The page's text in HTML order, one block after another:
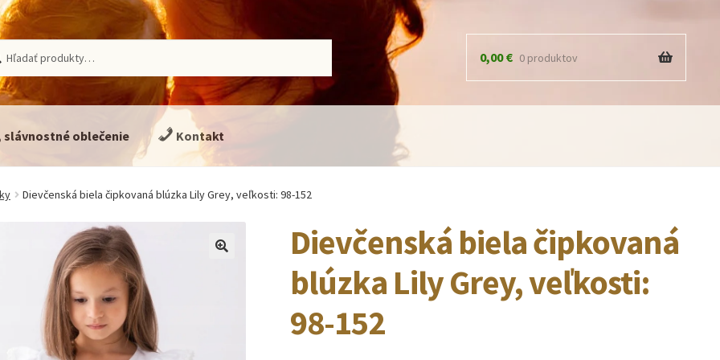
0,00€ 0 produktov
slávnostné oblečenie Kontakt
Dievčenská biela čipkovaná blúzka Lily Grey, veľkosti: 98-152
Dievčenská biela čipkovaná
blúzka Lily Grey, veľkosti:
98-152